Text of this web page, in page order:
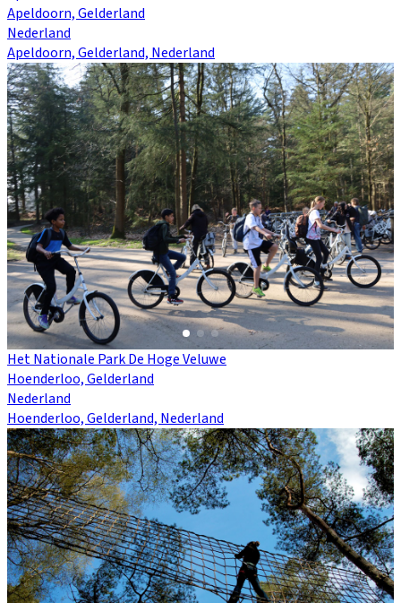
Apeldoorn, Gelderland
Nederland
Apeldoorn, Gelderland, Nederland
Het Nationale Park De Hoge Veluwe
Hoenderloo, Gelderland
Nederland
Hoenderloo, Gelderland, Nederland